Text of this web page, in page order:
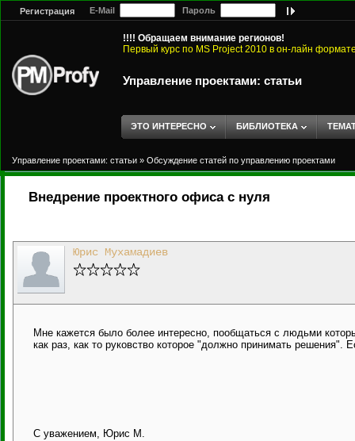
Регистрация E-Mail Пароль
!!!! Обращаем внимание регионов!
Первый курс по MS Project 2010 в он-лайн
Управление проектами: статьи
ЭТО ИНТЕРЕСНО БИБЛИОТЕКА
Управление проектами: статьи » Обсуждение статей по управлению проектами
Внедрение проектного офиса с нуля
Юрис Мухамадиев
Мне кажется было более интересно, пообщаться с людьми
как раз, как то руковство которое "должно принимать
С уважением, Юрис М.